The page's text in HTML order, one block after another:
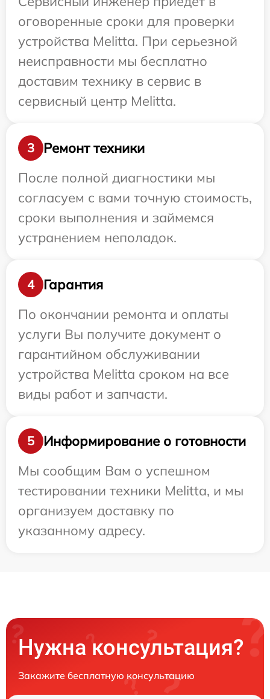
оговоренные сроки для проверки
устройства Melitta. При серьезной
неисправности мы бесплатно
доставим технику в сервис в
сервисный центр Melitta.
3
Ремонт техники
После полной диагностики мы
согласуем с вами точную стоимость,
сроки выполнения и займемся
устранением неполадок.
4
Гарантия
По окончании ремонта и оплаты
услуги Вы получите документ о
гарантийном обслуживании
устройства Melitta сроком на все
виды работ и запчасти.
5
Информирование о готовности
Мы сообщим Вам о успешном
тестировании техники Melitta, и мы
организуем доставку по
указанному адресу.
Нужна консультация?
Закажите бесплатную консультацию